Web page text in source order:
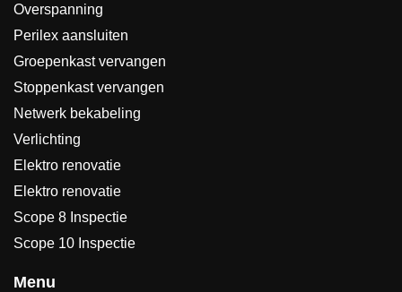
Overspanning
Perilex aansluiten
Groepenkast vervangen
Stoppenkast vervangen
Netwerk bekabeling
Verlichting
Elektro renovatie
Elektro renovatie
Scope 8 Inspectie
Scope 10 Inspectie
Menu